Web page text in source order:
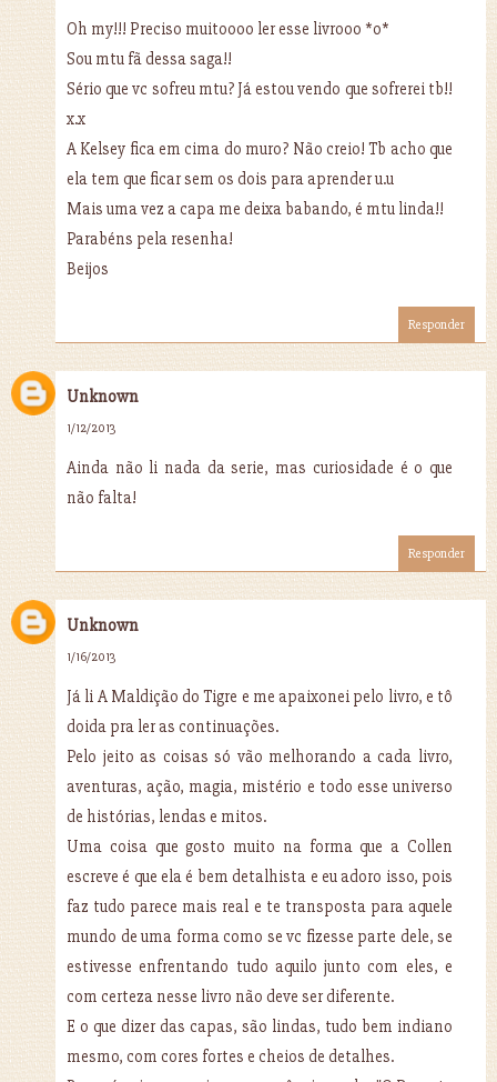
Oh my!!! Preciso muitoooo ler esse livrooo *o*
Sou mtu fã dessa saga!!
Sério que vc sofreu mtu? Já estou vendo que sofrerei tb!!
x.x
A Kelsey fica em cima do muro? Não creio! Tb acho que
ela tem que ficar sem os dois para aprender u.u
Mais uma vez a capa me deixa babando, é mtu linda!!
Parabéns pela resenha!
Beijos
Responder
Unknown
1/12/2013
Ainda não li nada da serie, mas curiosidade é o que
não falta!
Responder
Unknown
1/16/2013
Já li A Maldição do Tigre e me apaixonei pelo livro, e tô
doida pra ler as continuações.
Pelo jeito as coisas só vão melhorando a cada livro,
aventuras, ação, magia, mistério e todo esse universo
de histórias, lendas e mitos.
Uma coisa que gosto muito na forma que a Collen
escreve é que ela é bem detalhista e eu adoro isso, pois
faz tudo parece mais real e te transposta para aquele
mundo de uma forma como se vc fizesse parte dele, se
estivesse enfrentando tudo aquilo junto com eles, e
com certeza nesse livro não deve ser diferente.
E o que dizer das capas, são lindas, tudo bem indiano
mesmo, com cores fortes e cheios de detalhes.